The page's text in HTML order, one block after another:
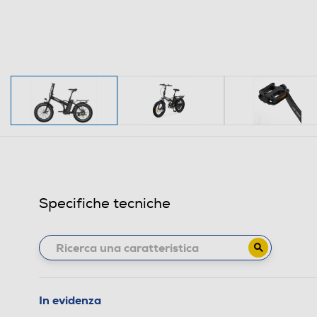
Specifiche tecniche
In evidenza